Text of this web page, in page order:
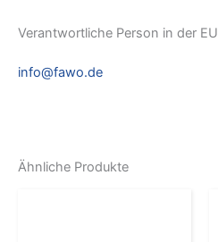
Verantwortliche Person in der EU
info@fawo.de
Ähnliche Produkte